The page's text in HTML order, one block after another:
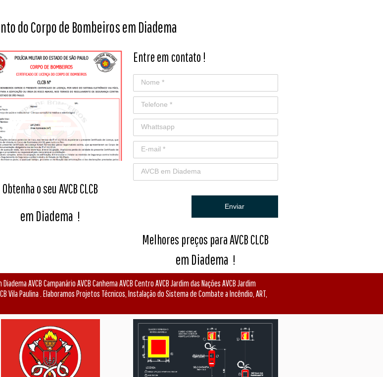
do Corpo de Bombeiros em Diadema
Obtenha o seu AVCB CLCB
em Diadema !
Entre em contato !
Enviar
Melhores preços para AVCB CLCB
em Diadema !
AVCB Campanário AVCB Canhema AVCB Centro AVCB Jardim das Nações AVCB Jardim
Vila Paulina . Elaboramos Projetos Técnicos, Instalação do Sistema de Combate a Incêndio, ART,